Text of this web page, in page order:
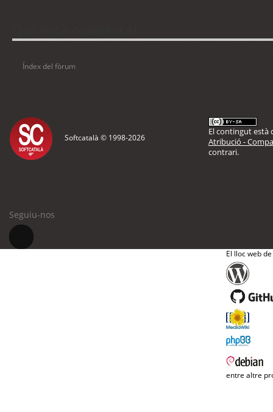
Índex del fòrum
Softcatalà © 1998-2026
El contingut està
Atribució -
contrari.
Seguiu-nos
El lloc web
entre altre